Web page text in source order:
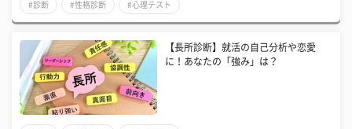
#診断 #性格診断 #心理テスト
【長所診断】就活の自己分析や恋愛
に！あなたの「強み」は？